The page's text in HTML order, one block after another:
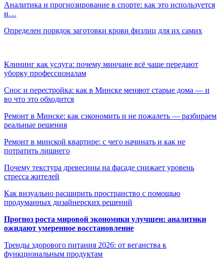
Аналитика и прогнозирование в спорте: как это используется
и…
Определен порядок заготовки крови физлиц для их самих
Клининг как услуга: почему минчане всё чаще передают
уборку профессионалам
Снос и перестройка: как в Минске меняют старые дома — и
во что это обходится
Ремонт в Минске: как сэкономить и не пожалеть — разбираем
реальные решения
Ремонт в минской квартире: с чего начинать и как не
потратить лишнего
Почему текстура древесины на фасаде снижает уровень
стресса жителей
Как визуально расширить пространство с помощью
продуманных дизайнерских решений
Прогноз роста мировой экономики улучшен: аналитики
ожидают умеренное восстановление
Тренды здорового питания 2026: от веганства к
функциональным продуктам